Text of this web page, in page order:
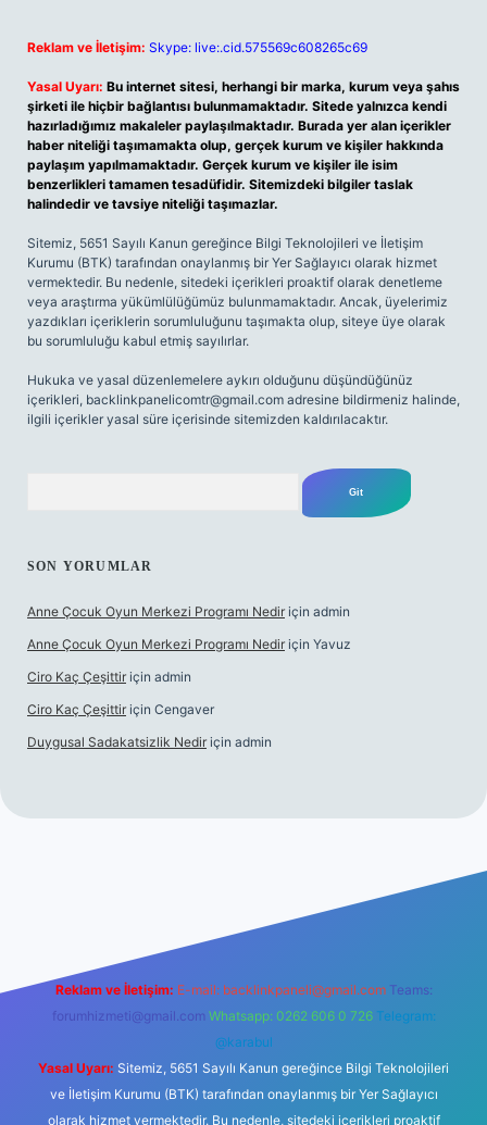
Reklam ve İletişim: Skype: live:.cid.575569c608265c69
Yasal Uyarı: Bu internet sitesi, herhangi bir marka, kurum veya şahıs
şirketi ile hiçbir bağlantısı bulunmamaktadır. Sitede yalnızca kendi
hazırladığımız makaleler paylaşılmaktadır. Burada yer alan içerikler
haber niteliği taşımamakta olup, gerçek kurum ve kişiler hakkında
paylaşım yapılmamaktadır. Gerçek kurum ve kişiler ile isim
benzerlikleri tamamen tesadüfidir. Sitemizdeki bilgiler taslak
halindedir ve tavsiye niteliği taşımazlar.
Sitemiz, 5651 Sayılı Kanun gereğince Bilgi Teknolojileri ve İletişim
Kurumu (BTK) tarafından onaylanmış bir Yer Sağlayıcı olarak hizmet
vermektedir. Bu nedenle, sitedeki içerikleri proaktif olarak denetleme
veya araştırma yükümlülüğümüz bulunmamaktadır. Ancak, üyelerimiz
yazdıkları içeriklerin sorumluluğunu taşımakta olup, siteye üye olarak
bu sorumluluğu kabul etmiş sayılırlar.
Hukuka ve yasal düzenlemelere aykırı olduğunu düşündüğünüz
içerikleri, backlinkpanelicomtr@gmail.com adresine bildirmeniz halinde,
ilgili içerikler yasal süre içerisinde sitemizden kaldırılacaktır.
SON YORUMLAR
Anne Çocuk Oyun Merkezi Programı Nedir için admin
Anne Çocuk Oyun Merkezi Programı Nedir için Yavuz
Ciro Kaç Çeşittir için admin
Ciro Kaç Çeşittir için Cengaver
Duygusal Sadakatsizlik Nedir için admin
elexbetgiris.org
Reklam ve İletişim: E-mail: backlinkpaneli@gmail.com Teams:
forumhizmeti@gmail.com Whatsapp: 0262 606 0 726 Telegram:
@karabul
Yasal Uyarı: Sitemiz, 5651 Sayılı Kanun gereğince Bilgi Teknolojileri
ve İletişim Kurumu (BTK) tarafından onaylanmış bir Yer Sağlayıcı
olarak hizmet vermektedir. Bu nedenle, sitedeki içerikleri proaktif